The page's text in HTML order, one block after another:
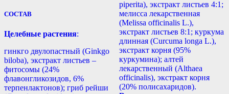
СОСТАВ
Целебные растения:
гинкго двулопастный (Ginkgo
biloba), экстракт листьев –
фитосомы (24%
флавонгликозидов, 6%
терпенлактонов); гриб рейши
piperita), экстракт листьев 4:1;
мелисса лекарственная
(Melissa officinalis L.),
экстракт листьев 8:1; куркума
длинная (Curcuma longa L.),
экстракт корня (95%
куркумина); алтей
лекарственный (Althaea
officinalis), экстракт корня
(20% полисахаридов).